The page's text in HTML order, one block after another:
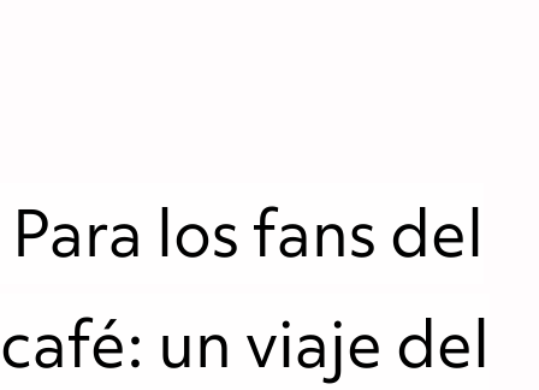
Para los fans del
café: un viaje del